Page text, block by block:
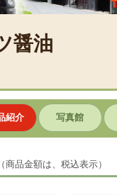
醤油
紹介 写真館
（商品金額は、税込表示）